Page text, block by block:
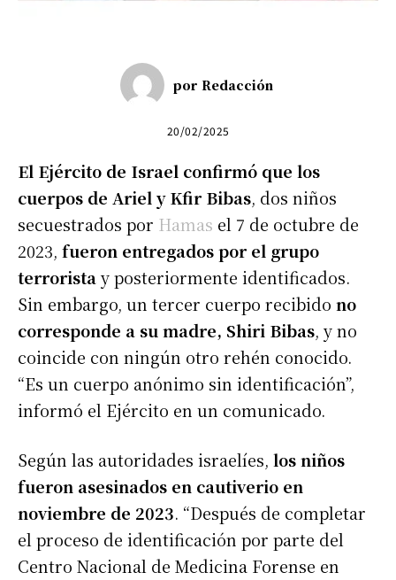
por Redacción
20/02/2025
El Ejército de Israel confirmó que los
cuerpos de Ariel y Kfir Bibas, dos niños
secuestrados por Hamas el 7 de octubre de
2023, fueron entregados por el grupo
terroristay posteriormente identificados.
Sin embargo, un tercer cuerpo recibido no
corresponde a su madre, Shiri Bibas, y no
coincide con ningún otro rehén conocido.
“Es un cuerpo anónimo sin identificación”,
informó el Ejército en un comunicado.
Según las autoridades israelíes, los niños
fueron asesinados en cautiverio en
noviembre de 2023. “Después de completar
el proceso de identificación por parte del
Centro Nacional de Medicina Forense en